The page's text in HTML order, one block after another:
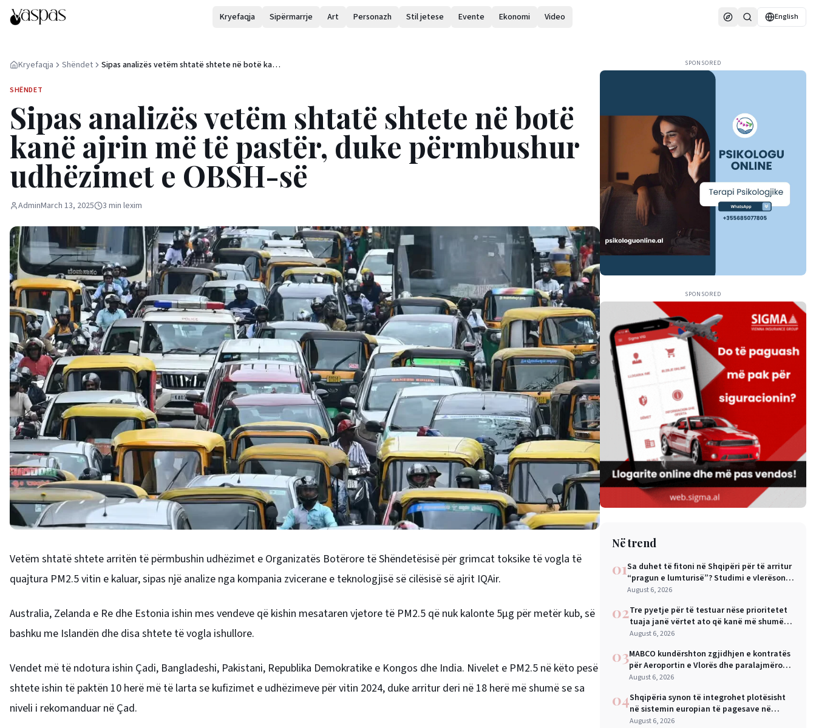
Kryefaqja Sipërmarrje Art Personazh Stil jetese Evente Ekonomi Video English
Kryefaqja Shëndet
Sipas analizës vetëm shtatë shtete në botë kanë
SHËNDET
Sipas analizës vetëm shtatë shtete në botë
kanë ajrin më të pastër, duke përmbushur
udhëzimet e OBSH-së
AdminMarch 13, 2025 3 min lexim
Vetëm shtatë shtete arritën të përmbushin udhëzimet e Organizatës Botërore të Shëndetësisë për grimcat toksike të vogla të
quajtura PM2.5 vitin e kaluar, sipas një analize nga kompania zvicerane e teknologjisë së cilësisë së ajrit IQAir.
Australia, Zelanda e Re dhe Estonia ishin mes vendeve që kishin mesataren vjetore të PM2.5 që nuk kalonte 5µg për metër kub, së
bashku me Islandën dhe disa shtete të vogla ishullore.
Vendet më të ndotura ishin Çadi, Bangladeshi, Pakistani, Republika Demokratike e Kongos dhe India. Nivelet e PM2.5 në këto pesë
shtete ishin të paktën 10 herë më të larta se kufizimet e udhëzimeve për vitin 2024, duke arritur deri në 18 herë më shumë se sa
niveli i rekomanduar në Çad.
SPONSORED
SPONSORED
Në trend
01Sa duhet të fitoni në Shqipëri për të arritur
“pragun e lumturisë”? Studimi e vlerëson
në 28 mijë dollarë në vit
August 6, 2026
02Tre pyetje për të testuar nëse prioritetet
tuaja janë vërtet ato që kanë më shumë
rëndësi
August 6, 2026
03MABCO kundërshton zgjidhjen e kontratës
për Aeroportin e Vlorës dhe paralajmëron
arbitrazh ndërkombëtar
August 6, 2026
04Shqipëria synon të integrohet plotësisht
në sistemin europian të pagesave në
nëntor, Sejko: Kursime të mëdha për
August 6, 2026